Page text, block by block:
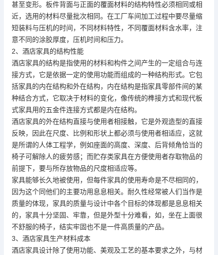
甚至变形。板件背面与正面的覆面材料的结构特性必须相同或相
近，选用的材料尽量批次相同。在工厂车间加工过程中要尽量缩
短装料与压机的时间，不同材料特性，不同覆面材料含水率，注
意不同的涂胶厚度，压机时间和压力。
2、酒店家具的结构性能
酒店家具的结构是指使用的材料和构件之间产生的一定组合与连
接方式，它是依据一定的使用功能而组成的一种结构形式。它包
括家具的内在结构和外在结构，内在结构是指家具零部件间的某
种结合方式，它取决于材料的变化，像传统的榫接方式和现代板
式家具用的五金件连接方式都是内在结构。
酒店家具的外在结构直接与使用者相接触，它是外观造型的直接
反映，因此在尺度、比例和形状上都必须与使用者相适应，这就
是所谓的人体工程学，例如座面的高度、深度、后背倾角恰当的
椅子可解除人的疲劳感；而贮存类家具在方便使用者存取物品的
前提下，要与所存放物品的尺度相适应等。
家具能够长久地被使用，但每件家具的使用寿命是不尽相同的，
因为这个同他们的主要功用息息相关。耐久性经常被人们当作是
质量的体现，家具的质量与设计中各个目标的体现都是息息相关
的，家具十分坚固、牢靠，但是外型十分难看，如，坐在上面很
不舒服的椅子，结实牢固也不是一件高质量的产品。
3、酒店家具生产材料成本
酒店家具设计除了使用功能、美观及工艺的基本要求之外，与材